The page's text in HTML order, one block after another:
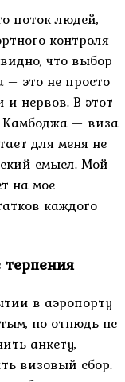
поток людей,
контроля
что выбор
это не просто
и нервов. В этот
Камбоджа — виза
для меня не
смысл. Мой
на мое
каждого
в аэропорту
но отнюдь не
анкету,
визовый сбор.